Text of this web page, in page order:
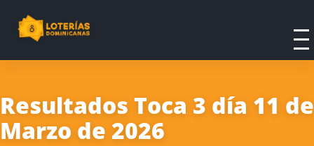
Resultados Toca 3 día 11 de
Marzo de 2026